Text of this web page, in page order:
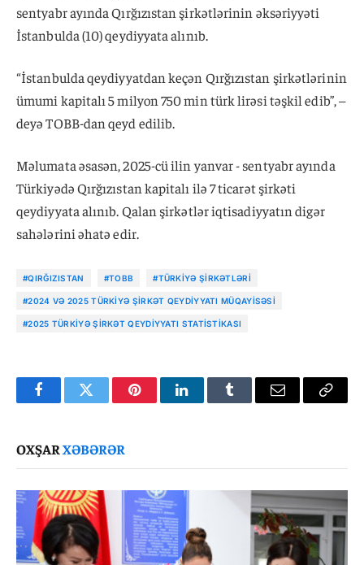
sentyabr ayında Qırğızıstan şirkətlərinin əksəriyyəti
İstanbulda (10) qeydiyyata alınıb.
“İstanbulda qeydiyyatdan keçən Qırğızıstan şirkətlərinin
ümumi kapitalı 5 milyon 750 min türk lirəsi təşkil edib”, –
deyə TOBB-dan qeyd edilib.
Məlumata əsasən, 2025-cü ilin yanvar - sentyabr ayında
Türkiyədə Qırğızıstan kapitalı ilə 7 ticarət şirkəti
qeydiyyata alınıb. Qalan şirkətlər iqtisadiyyatın digər
sahələrini əhatə edir.
#QIRĞIZISTAN #TOBB #TÜRKIYƏ ŞIRKƏTLƏRI
#2024 VƏ 2025 TÜRKIYƏ ŞIRKƏT QEYDIYYATI MÜQAYISƏSI
#2025 TÜRKIYƏ ŞIRKƏT QEYDIYYATI STATISTIKASI
FacebookTwitter PinterestLinkedInTumblr Email
Copy
OXŞARXƏBƏRƏR